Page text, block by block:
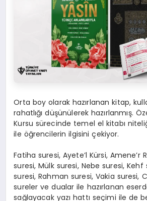
Orta boy olarak hazırlanan kitap,
rahatlığı düşünülerek hazırlanmış.
Kursu sürecinde temel el kitabı
ile öğrencilerin ilgisini çekiyor.
Fatiha suresi, Ayete’l Kürsi, Amene’r
suresi, Mülk suresi, Nebe suresi, Kehf
suresi, Rahman suresi, Vakia suresi,
sureler ve dualar ile hazırlanan
sağlayacak yazı hattı seçimi ile de